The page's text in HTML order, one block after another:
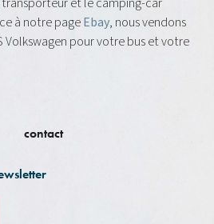
à notre pageEbay, nous vendons
Volkswagen pour votre bus et votre
contact